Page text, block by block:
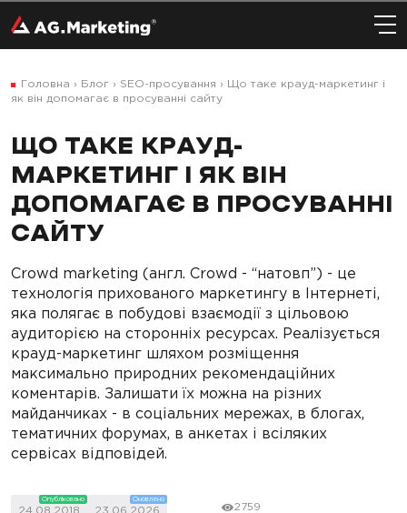
Головна › Блог › SEO-просування › Що таке крауд-маркетинг і
як він допомагає в просуванні сайту
ЩО ТАКЕ КРАУД-
МАРКЕТИНГ І ЯК ВІН
ДОПОМАГАЄ В ПРОСУВАННІ
САЙТУ
Crowd marketing (англ. Crowd - “натовп”) - це
технологія прихованого маркетингу в Інтернеті,
яка полягає в побудові взаємодії з цільовою
аудиторією на сторонніх ресурсах. Реалізується
крауд-маркетинг шляхом розміщення
максимально природних рекомендаційних
коментарів. Залишати їх можна на різних
майданчиках - в соціальних мережах, в блогах,
тематичних форумах, в анкетах і всіляких
сервісах відповідей.
24.08.2018
Опубліковано
23.06.2026
Оновлено
2759